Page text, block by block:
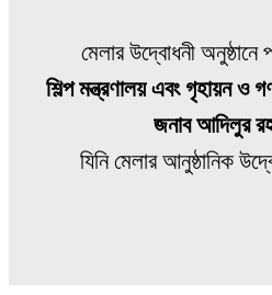
মেলার উদ্বোধনী অনুষ্ঠানে
শিল্প মন্ত্রণালয় এবং গৃহায়ন ও
জনাব আদিলুর
যিনি মেলার আনুষ্ঠানিক